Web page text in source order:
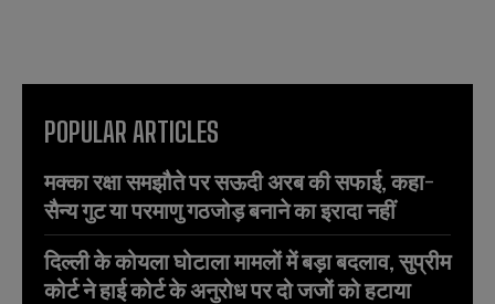
POPULAR ARTICLES
मक्का रक्षा समझौते पर सऊदी अरब की सफाई, कहा-
सैन्य गुट या परमाणु गठजोड़ बनाने का इरादा नहीं
दिल्ली के कोयला घोटाला मामलों में बड़ा बदलाव, सुप्रीम
कोर्ट ने हाई कोर्ट के अनुरोध पर दो जजों को हटाया